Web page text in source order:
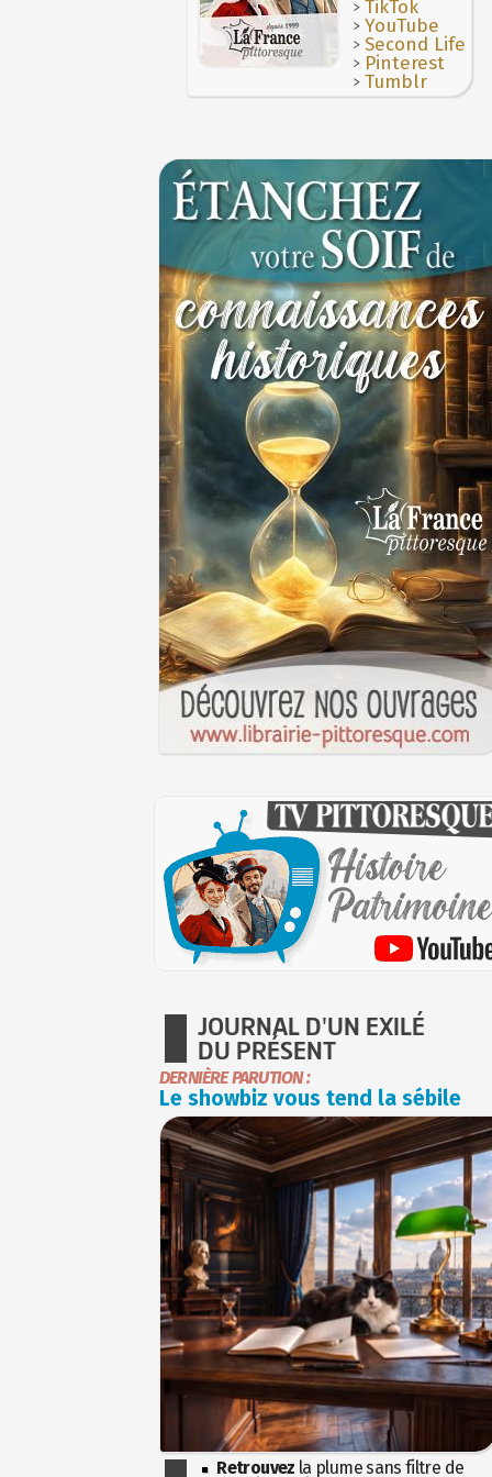
JOURNAL D'UN EXILÉ
DU PRÉSENT
DERNIÈRE PARUTION :
Le showbiz vous tend la sébile
Retrouvez la plume sans filtre de
La gourmandise tue plus de gens que
>TikTok
>YouTube
>Second Life
> Pinterest
>Tumblr